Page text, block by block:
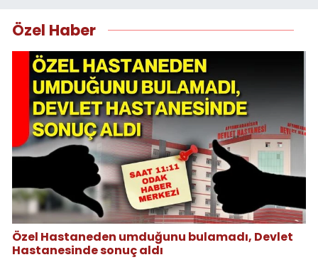
Özel Haber
Özel Hastaneden umduğunu bulamadı, Devlet
Hastanesinde sonuç aldı